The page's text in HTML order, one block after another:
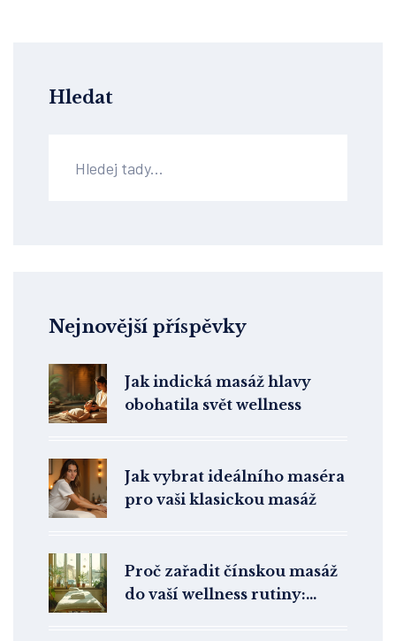
Hledat
Nejnovější příspěvky
Jak indická masáž hlavy
obohatila svět wellness
Jak vybrat ideálního maséra
pro vaši klasickou masáž
Proč zařadit čínskou masáž
do vaší wellness rutiny: